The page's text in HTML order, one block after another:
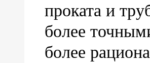
проката и
более
более